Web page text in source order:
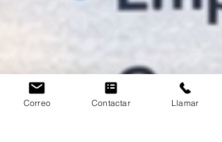
Correo Contactar Llamar